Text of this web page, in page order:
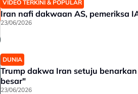
VIDEO TERKINI & POPULAR
Iran nafi dakwaan AS, pemeriksa
23/06/2026
DUNIA
Trump dakwa Iran setuju
besar"
23/06/2026